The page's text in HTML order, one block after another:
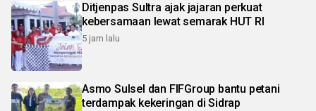
Ditjenpas Sultra ajak jajaran perkuat
kebersamaan lewat semarak HUT RI
5 jam lalu
Asmo Sulsel dan FIFGroup bantu petani
terdampak kekeringan di Sidrap